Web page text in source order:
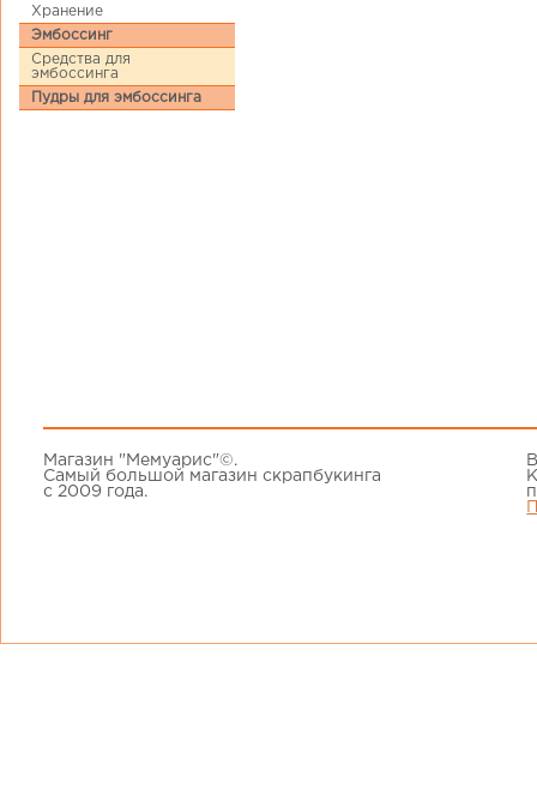
Хранение
Эмбоссинг
Средства для
эмбоссинга
Пудры для эмбоссинга
Магазин "Мемуарис"©.
Самый большой магазин скрапбукинга
с 2009 года.